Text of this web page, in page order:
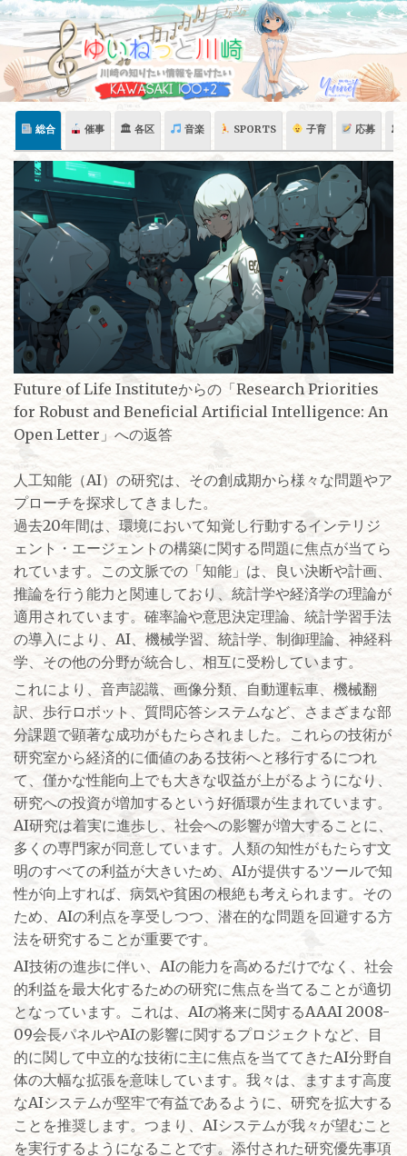
Skip
content
総合 催事 🏛 各区 音楽 SPORTS 子育 応募 🏛
Future of Life Instituteからの「Research Priorities
for Robust and Beneficial Artificial Intelligence: An
Open Letter」への返答
人工知能（AI）の研究は、その創成期から様々な問題やア
プローチを探求してきました。
過去20年間は、環境において知覚し行動するインテリジ
ェント・エージェントの構築に関する問題に焦点が当てら
れています。この文脈での「知能」は、良い決断や計画、
推論を行う能力と関連しており、統計学や経済学の理論が
適用されています。確率論や意思決定理論、統計学習手法
の導入により、AI、機械学習、統計学、制御理論、神経科
学、その他の分野が統合し、相互に受粉しています。
これにより、音声認識、画像分類、自動運転車、機械翻
訳、歩行ロボット、質問応答システムなど、さまざまな部
分課題で顕著な成功がもたらされました。これらの技術が
研究室から経済的に価値のある技術へと移行するにつれ
て、僅かな性能向上でも大きな収益が上がるようになり、
研究への投資が増加するという好循環が生まれています。
AI研究は着実に進歩し、社会への影響が増大することに、
多くの専門家が同意しています。人類の知性がもたらす文
明のすべての利益が大きいため、AIが提供するツールで知
性が向上すれば、病気や貧困の根絶も考えられます。その
ため、AIの利点を享受しつつ、潜在的な問題を回避する方
法を研究することが重要です。
AI技術の進歩に伴い、AIの能力を高めるだけでなく、社会
的利益を最大化するための研究に焦点を当てることが適切
となっています。これは、AIの将来に関するAAAI 2008-
09会長パネルやAIの影響に関するプロジェクトなど、目
的に関して中立的な技術に主に焦点を当ててきたAI分野自
体の大幅な拡張を意味しています。我々は、ますます高度
なAIシステムが堅牢で有益であるように、研究を拡大する
ことを推奨します。つまり、AIシステムが我々が望むこと
を実行するようになることです。添付された研究優先事項